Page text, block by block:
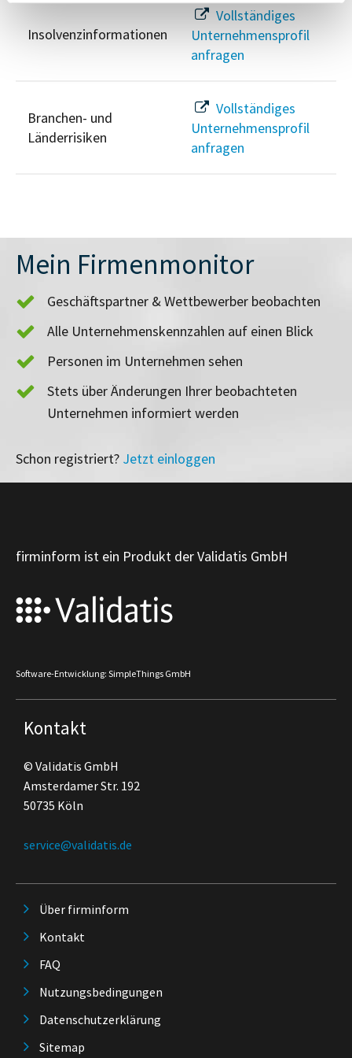
Insolvenzinformationen
Vollständiges
Unternehmensprofil
anfragen
Branchen- und
Länderrisiken
Vollständiges
Unternehmensprofil
anfragen
Mein Firmenmonitor
Geschäftspartner & Wettbewerber beobachten
Alle Unternehmenskennzahlen auf einen Blick
Personen im Unternehmen sehen
Stets über Änderungen Ihrer beobachteten
Unternehmen informiert werden
Schon registriert? Jetzt einloggen
firminform ist ein Produkt der Validatis GmbH
Software-Entwicklung: SimpleThings GmbH
Kontakt
© Validatis GmbH
Amsterdamer Str. 192
50735 Köln
service@validatis.de
Über firminform
Kontakt
FAQ
Nutzungsbedingungen
Datenschutzerklärung
Sitemap